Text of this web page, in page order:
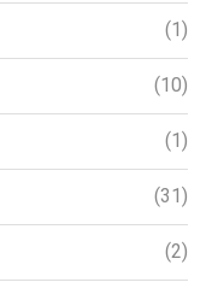
(1)
(10)
(1)
(31)
(2)